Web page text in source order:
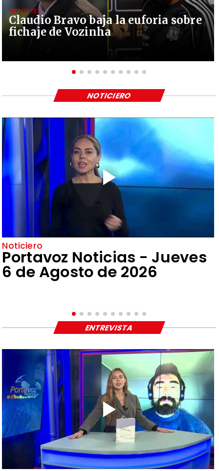
Claudio Bravo baja la euforia sobre
fichaje de Vozinha
DEPORTES
Noticiero
Portavoz Noticias - Jueves
6 de Agosto de 2026
NOTICIERO
ENTREVISTA